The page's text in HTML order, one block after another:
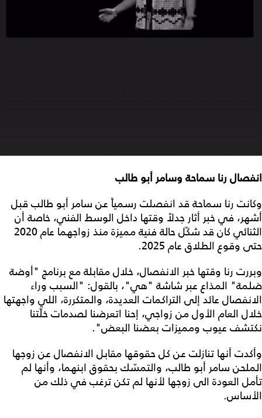
انفصال رنا سماحة وسامر أبو طالب
وكانت رنا سماحة قد انفصلت رسمياً عن سامر أبو طالب قبل
أشهر، في خبر أثار جدلاً وقتها داخل الوسط الفني، خاصة أن
الثنائي كان قد شكّل حالة فنية مميزة منذ زواجهما عام 2020
حتى وقوع الطلاق عام 2025.
وبررت رنا وقتها خبر الانفصال، خلال مقابلة مع برنامج "أوضة
ضلمة" المذاع عبر شاشة "هي"، بالقول: "السبب وراء
الانفصال عائد إلى التراكمات العديدة، والمتكررة، اللي واجهتها
خلال العام الأول من زواجي، إحنا اتعرضنا لصدمات خلّتنا
نكتشف عيوب ومميزات بعضنا البعض".
وأكدت أنها تنازلت عن كل حقوقها مقابل الانفصال عن زوجها
الملحن سامر أبو طالب، والتمسّك بحقوق ابنهما، وأنها لم
تأمل العودة الى زوجها لأنها لم تكن ترغب في ذلك من
الأساس.